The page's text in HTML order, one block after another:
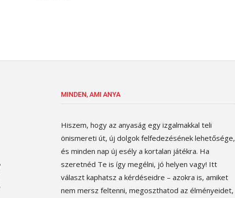
MINDEN, AMI ANYA
Hiszem, hogy az anyaság egy izgalmakkal teli
önismereti út, új dolgok felfedezésének lehetősége,
és minden nap új esély a kortalan játékra. Ha
szeretnéd Te is így megélni, jó helyen vagy! Itt
választ kaphatsz a kérdéseidre – azokra is, amiket
nem mersz feltenni, megoszthatod az élményeidet,